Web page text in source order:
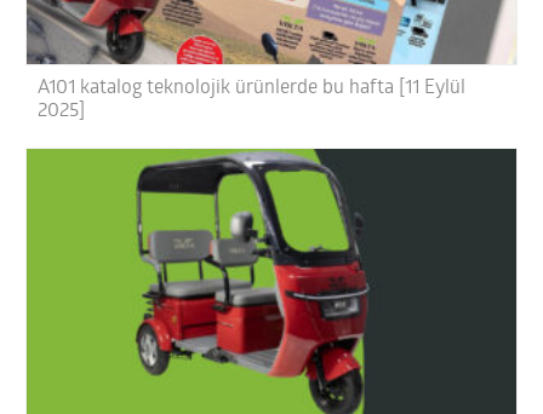
A101 katalog teknolojik ürünlerde bu hafta [11 Eylül
2025]